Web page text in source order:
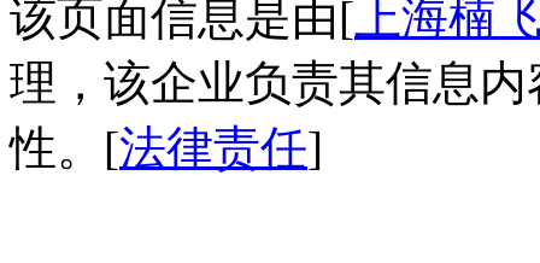
该页面信息是由[ 上海楠
理，该企业负责其信息
性。[法律责任]